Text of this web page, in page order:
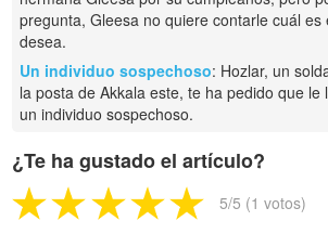
pregunta, Gleesa no quiere contarle cuál es
desea.
Un individuo sospechoso: Hozlar, un
la posta de Akkala este, te ha pedido que le
un individuo sospechoso.
¿Te ha gustado el artículo?
5/5 (1 votos)